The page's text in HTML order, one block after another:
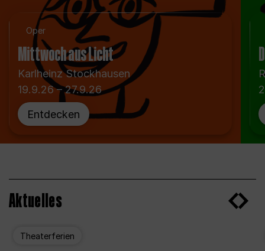
Oper
Mittwoch aus Licht
Karlheinz Stockhausen
19.9.26 – 27.9.26
Entdecken
Aktuelles
Theaterferien